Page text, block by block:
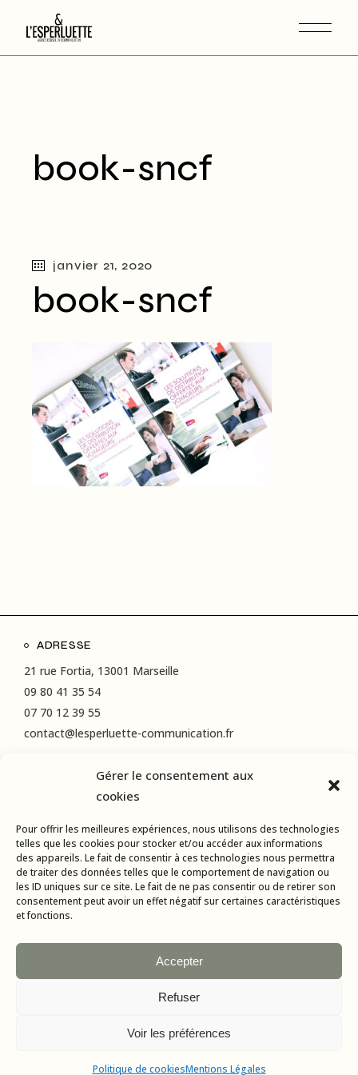
Gérer le consentement aux
cookies
Pour offrir les meilleures expériences, nous utilisons des technologies
telles que les cookies pour stocker et/ou accéder aux informations
des appareils. Le fait de consentir à ces technologies nous permettra
de traiter des données telles que le comportement de navigation ou
les ID uniques sur ce site. Le fait de ne pas consentir ou de retirer son
consentement peut avoir un effet négatif sur certaines caractéristiques
et fonctions.
Accepter
Refuser
Voir les préférences
Politique de cookiesMentions Légales
book-sncf
janvier 21, 2020
book-sncf
ADRESSE
21 rue Fortia, 13001 Marseille
09 80 41 35 54
07 70 12 39 55
contact@lesperluette-communication.fr
RÉSEAUX SOCIAUX
LinkedIn
Facebook
| Agence web & applications mobiles :